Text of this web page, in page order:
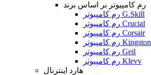
رم کامپیوتر بر اساس برند
رم کامپیوتر G.Skill
رم کامپیوتر Crucial
رم کامپیوتر Corsair
رم کامپیوتر Kingston
رم کامپیوتر Geil
رم کامپیوتر Klevv
هارد اینترنال